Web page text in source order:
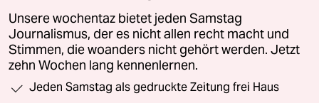
Unsere wochentaz bietet jeden Samstag
Journalismus, der es nicht allen recht macht und
Stimmen, die woanders nicht gehört werden. Jetzt
zehn Wochen lang kennenlernen.
Jeden Samstag als gedruckte Zeitung frei Haus